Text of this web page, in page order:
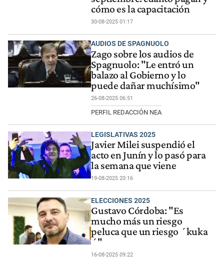
cómo es la capacitación
30-08-2025 01:17
AUDIOS DE SPAGNUOLO
Zago sobre los audios de
Spagnuolo: "Le entró un
balazo al Gobierno y lo
puede dañar muchísimo"
26-08-2025 06:51
PERFIL REDACCIÓN NEA
LEGISLATIVAS 2025
Javier Milei suspendió el
acto en Junín y lo pasó para
la semana que viene
19-08-2025 20:16
ELECCIONES 2025
Gustavo Córdoba: "Es
mucho más un riesgo
peluca que un riesgo ´kuka
´"
16-08-2025 09:22